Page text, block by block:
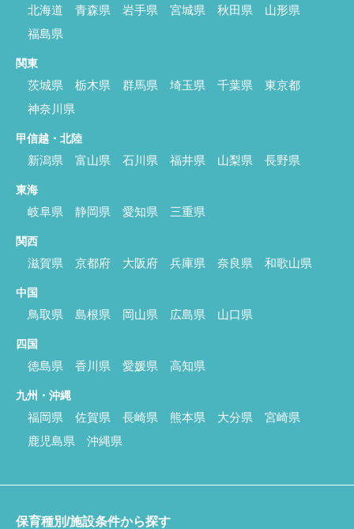
北海道 青森県 岩手県 宮城県 秋田県
山形県
福島県
関東
茨城県 栃木県 群馬県 埼玉県 千葉県
東京都
神奈川県
甲信越・北陸
新潟県 富山県 石川県 福井県 山梨県 長野県
東海
岐阜県 静岡県 愛知県 三重県
関西
滋賀県 京都府 大阪府 兵庫県 奈良県 和歌山県
中国
鳥取県 島根県 岡山県 広島県 山口県
四国
徳島県 香川県 愛媛県 高知県
九州・沖縄
福岡県 佐賀県 長崎県 熊本県 大分県
宮崎県
鹿児島県
沖縄県
保育種別/施設条件から探す